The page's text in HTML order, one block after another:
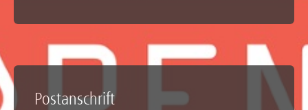
Postanschrift